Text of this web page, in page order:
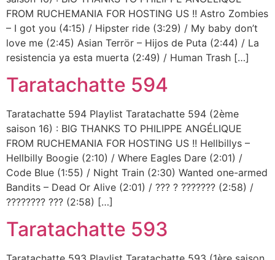
FROM RUCHEMANIA FOR HOSTING US !! Astro Zombies
– I got you (4:15) / Hipster ride (3:29) / My baby don’t
love me (2:45) Asian Terrör – Hijos de Puta (2:44) / La
resistencia ya esta muerta (2:49) / Human Trash […]
Taratachatte 594
Taratachatte 594 Playlist Taratachatte 594 (2ème
saison 16) : BIG THANKS TO PHILIPPE ANGÉLIQUE
FROM RUCHEMANIA FOR HOSTING US !! Hellbillys –
Hellbilly Boogie (2:10) / Where Eagles Dare (2:01) /
Code Blue (1:55) / Night Train (2:30) Wanted one-armed
Bandits – Dead Or Alive (2:01) / ??? ? ??????? (2:58) /
???????? ??? (2:58) […]
Taratachatte 593